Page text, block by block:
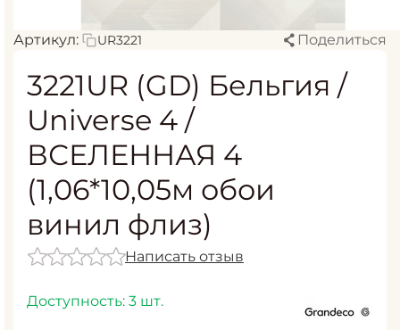
Артикул: UR3221 Поделиться
3221UR (GD) Бельгия /
Universe 4 /
ВСЕЛЕННАЯ 4
(1,06*10,05м обои
винил флиз)
Написать отзыв
Доступность: 3 шт.